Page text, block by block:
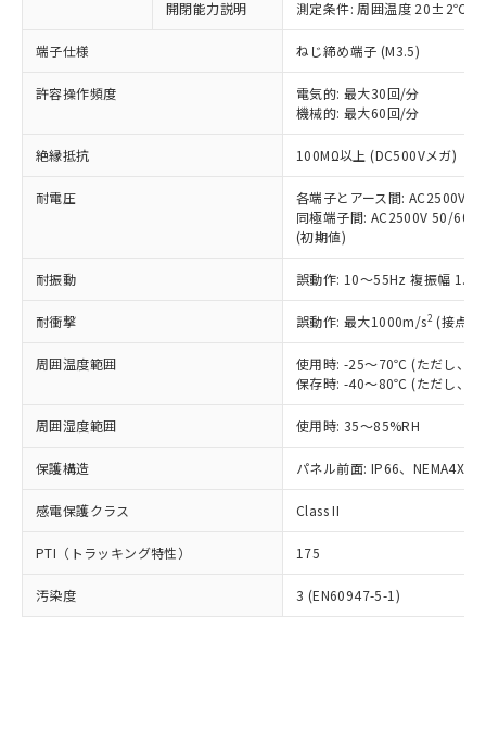
開閉能力説明 測定条件: 周囲温度 20±2℃、
端子仕様 ねじ締め端子 (M3.5)
許容操作頻度
電気的: 最大30回/分
機械的: 最大60回/分
絶縁抵抗 100MΩ以上 (DC500Vメガ)
耐電圧
各端子とアース間: AC2500V
同極端子間: AC2500V 50/
(初期値)
耐振動 誤動作: 10～55Hz 複振幅
耐衝撃 誤動作: 最大1000m/s2 (接点
周囲温度範囲
使用時: -25～70℃ (ただし、氷
保存時: -40～80℃ (ただし、氷
周囲湿度範囲 使用時: 35～85%RH
保護構造 パネル前面: IP66、NEMA4X,
感電保護クラス Class II
PTI（トラッキング特性） 175
汚染度 3 (EN60947-5-1)
以下の条件をお読みいただき、同意のうえ
ご利用ください。
本サービスは、当社制御機器事業取扱
商品の当社在庫状況および標準価格
(税抜)を提供させていただくもので
当社制御機器事業取扱商品の中には、
本サービスの対象外となる商品もある
ことをご了承ください。
在庫状況および標準価格照会結果は、
記載している更新日時点での社内デー
タに基づき作成されるものであり、閲
覧された時点での実際の在庫および標
準価格とは異なる場合があることをご
正式な納期状況および標準価格はお客
様のお取引先、またはお客様担当のオ
ムロン制御機器販売店・当社販売員に
オムロン制御機器販売店や当社販売拠
点は「
販売ネットワーク
」をご確認
在庫状況および標準価格結果を当社の
事前の承諾なく第三者に漏洩または開
示しないようお願いします。
マイパーツ機能（部品リスト作成サー
対応予定なし：EU RoHS指令（10物質）の
非含有に非対応の商品で、対応品を出す予
定はありません。
非含有の対応状況を調査中または確認中の
非該当品：ライセンス料など無形物で、有
害物質有無と関係のない商品です。
仕入先様の事情により、非含有部品として
いたものが、含有品と判明した場合などや
むを得ず変更することがあります。
鉛(Pb) 1000ppm以下、 水銀(Hg) 1000ppm以下、 カド
(PBDE) 1000ppm以下、フタル酸ビス(2-エチルヘキシ
ル) (DEHP)(別名：DOP) 1000ppm以下、フタル酸ブチ
ルベンジル（BBP） 1000ppm以下、フタル酸ジブチル
（DBP） 1000ppm以下、フタル酸ジイソブチル
(DIBP) 1000ppm以下
但し、RoHS指令で産業用監視および制御機器に対する
適用除外項目は除く。
※2 対応予定月
部品在庫の切り替え状況などにより、予定
※1 中国RoHS○×表
「○」：最大均質材料含有率が中国RoHSの
基準値以下であることを示します。
「×」：最大均質材料含有率が中国RoHSの
基準値を超えていることを示します。
「－」：未確認です。当社販売部門へお問
*中国RoHS10物質の基準値 (GB/T26572)：
Pb(鉛) :1000ppm、 Hg(水銀) : 1000ppm、 Cd(カドミウ
Cr(Ⅵ)(六価クロム) : 1000ppm、 PBBs(ポリ臭化ビフェ
ニル類) : 1000ppm、 PBDEs(ポリ臭化ジフェニルエーテ
DBP(フタル酸ジブチル) : 1000ppm、 DIBP(フタル酸ジ
イソブチル) : 1000ppm、 BBP(フタル酸ブチルベンジ
ル) : 1000ppm、
DEHP(フタル酸ビス(2-エチルヘキシル)) : 1000ppm
※2 環境保護使用期限
「ｅ」：有害物質（10物質）のすべてが基
「10」：通常の使用状況下において有害物
当社は、これら貴社製品のうち、外国
為替および外国貿易法に定める商品
（以下｢規制貨物等」という）を輸出
または国外への提供する場合は、日本
国政府の輸出許可(または役務取引許
当社は規制貨物を破棄する場合は、完
全に破砕するなど、違法に輸出されな
いよう必要な手段を講じます。
当社は貴社製品を、核兵器、ミサイ
ル、化学兵器、生物兵器またはその他
武器並びにこれらの製造装置等に一切
使用いたしません。
当社は、貴社製品を第三者に販売する
場合は、上記1、2および3の内容を当
該第三者に通知します。また当社は、
販売先および販売に係わる関係者が違
○ 一定数以上の在庫あり
△ 一定数には満たないが在庫あり
在庫なし(最新の在庫状況につ
たはお客様担当のオムロン制御
機器販売店・当社販売員にご確
空
受注生産機種、また在庫状況の